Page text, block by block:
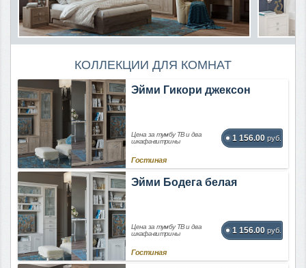
КОЛЛЕКЦИИ ДЛЯ КОМНАТ
Эйми Гикори джексон
Цена за тумбу ТВ и два
шкафа-витрины
1 156.00 руб.
Гостиная
Эйми Бодега белая
Цена за тумбу ТВ и два
шкафа-витрины
1 156.00 руб.
Гостиная